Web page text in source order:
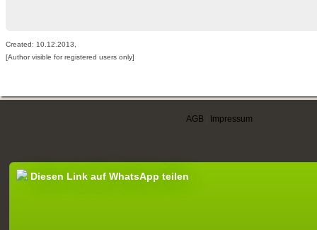
Created: 10.12.2013,
[Author visible for registered users only]
AGB Impressum
Diesen Link auf WhatsApp teilen